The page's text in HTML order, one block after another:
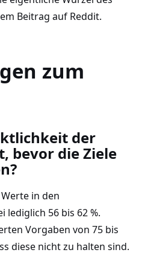
Beitrag auf Reddit.
zum
der
bevor die Ziele
in den
lediglich 56 bis 62 %.
Vorgaben von 75 bis
diese nicht zu halten sind.